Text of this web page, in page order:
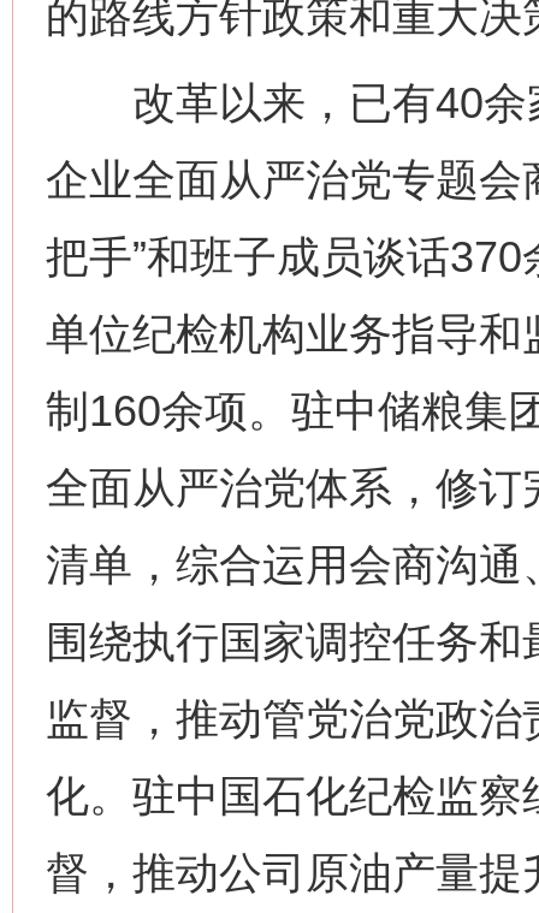
的路线方针政策和重大
改革以来，已有40余
企业全面从严治党专题会
把手”和班子成员谈话
单位纪检机构业务指导
制160余项。驻中储粮集
全面从严治党体系，修
清单，综合运用会商沟
围绕执行国家调控任务
监督，推动管党治党政
化。驻中国石化纪检监
督，推动公司原油产量